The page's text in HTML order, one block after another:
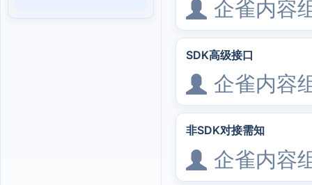
企雀内容
SDK高级接口
企雀内容
非SDK对接需知
企雀内容